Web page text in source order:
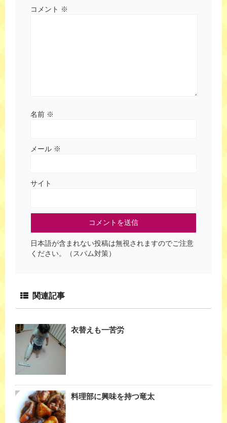
コメント ※
名前 ※
メール ※
サイト
日本語が含まれない投稿は無視されますのでご注意
ください。（スパム対策）
関連記事
衣替えも一苦労
料理部に興味を持つ竜太